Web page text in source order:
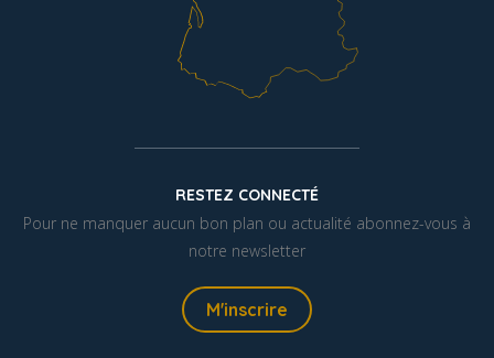
RESTEZ CONNECTÉ
Pour ne manquer aucun bon plan ou actualité abonnez-vous à
notre newsletter
M'inscrire